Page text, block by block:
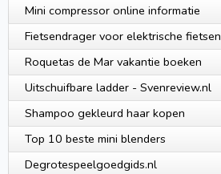
Mini compressor online informatie
Fietsendrager voor elektrische fietsen
Roquetas de Mar vakantie boeken
Uitschuifbare ladder - Svenreview.nl
Shampoo gekleurd haar kopen
Top 10 beste mini blenders
Degrotespeelgoedgids.nl